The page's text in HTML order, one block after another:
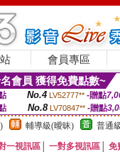
會員專區
會員 獲得免費點數~
No.4 LV52777** -贈點
No.8 LV70847** -贈點
輔導級(曖昧) 普通
一視訊區 一對多視訊區 免